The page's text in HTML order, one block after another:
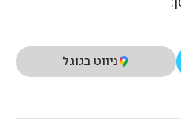
ניווט בגוגל